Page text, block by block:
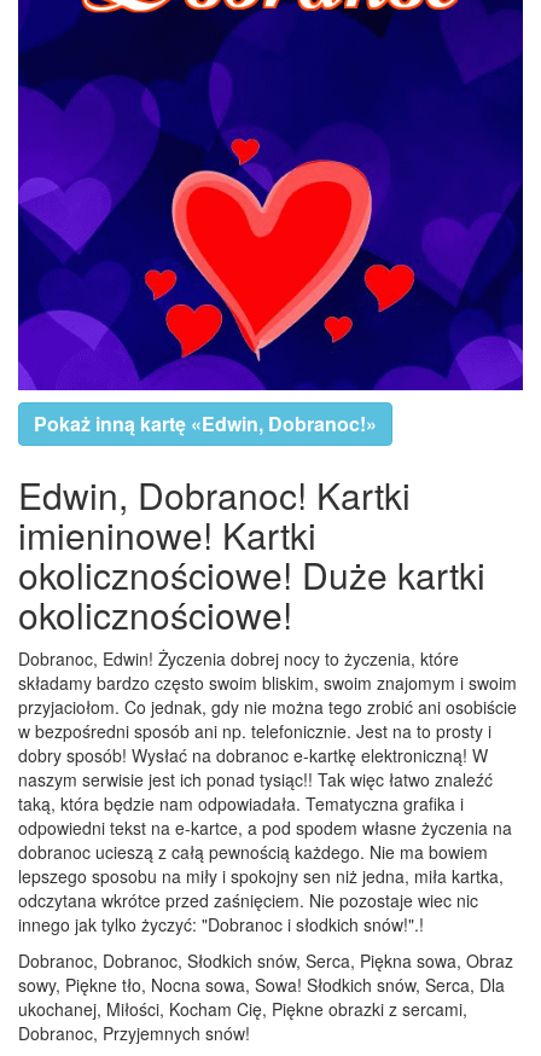
Pokaż inną kartę «Edwin, Dobranoc!»
Edwin, Dobranoc! Kartki
imieninowe! Kartki
okolicznościowe! Duże kartki
okolicznościowe!
Dobranoc, Edwin! Życzenia dobrej nocy to życzenia, które
składamy bardzo często swoim bliskim, swoim znajomym i swoim
przyjaciołom. Co jednak, gdy nie można tego zrobić ani osobiście
w bezpośredni sposób ani np. telefonicznie. Jest na to prosty i
dobry sposób! Wysłać na dobranoc e-kartkę elektroniczną! W
naszym serwisie jest ich ponad tysiąc!! Tak więc łatwo znaleźć
taką, która będzie nam odpowiadała. Tematyczna grafika i
odpowiedni tekst na e-kartce, a pod spodem własne życzenia na
dobranoc ucieszą z całą pewnością każdego. Nie ma bowiem
lepszego sposobu na miły i spokojny sen niż jedna, miła kartka,
odczytana wkrótce przed zaśnięciem. Nie pozostaje wiec nic
innego jak tylko życzyć: "Dobranoc i słodkich snów!".!
Dobranoc, Dobranoc, Słodkich snów, Serca, Piękna sowa, Obraz
sowy, Piękne tło, Nocna sowa, Sowa! Słodkich snów, Serca, Dla
ukochanej, Miłości, Kocham Cię, Piękne obrazki z sercami,
Dobranoc, Przyjemnych snów!